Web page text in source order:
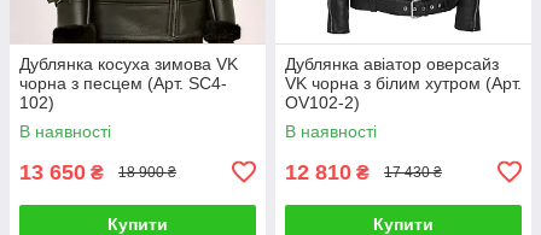
Дублянка косуха зимова VK
чорна з песцем (Арт. SC4-
102)
В наявності
13 650 ₴ 18 900 ₴
Купити
Дублянка авіатор оверсайз
VK чорна з білим хутром (Арт.
OV102-2)
В наявності
12 810 ₴ 17 430 ₴
Купити